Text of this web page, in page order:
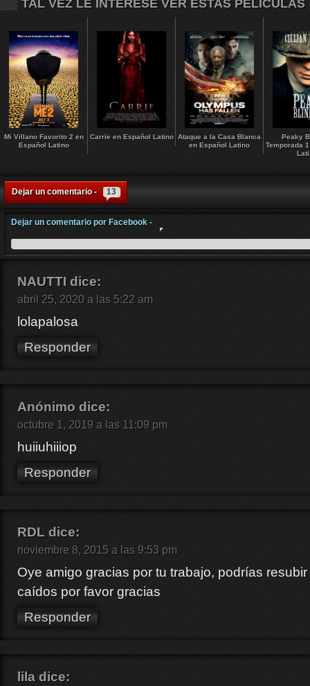
TAL VEZ LE INTERESE VER ESTAS PELICULAS
Mi Villano Favorito 2 en
Español Latino
Carrie en Español Latino Ataque a la Casa Blanca
en Español Latino
Peaky
Temporada
Dejar un comentario - 13
Dejar un comentario por Facebook -
NAUTTI dice:
abril 25, 2020 a las 5:22 am
lolapalosa
Responder
Anónimo dice:
octubre 1, 2019 a las 11:09 pm
huiiuhiiiop
Responder
RDL dice:
noviembre 8, 2015 a las 9:53 pm
Oye amigo gracias por tu trabajo, podrías
caídos por favor gracias
Responder
lila dice: